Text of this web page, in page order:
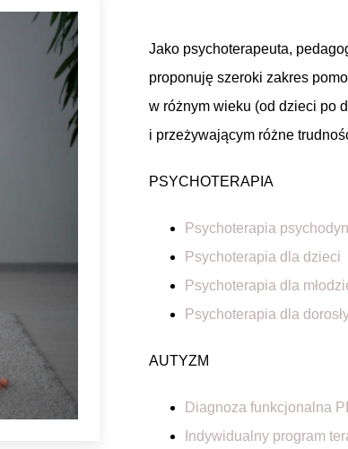
Jako psychoterapeuta,
proponuję szeroki zakres
w różnym wieku (od dzieci po
i przeżywającym różne
PSYCHOTERAPIA
Psychoterapia
Psychoterapia dla dzieci
Psychoterapia dla
Psychoterapia dla
AUTYZM
Diagnoza funkcjonalna
Indywidualny program